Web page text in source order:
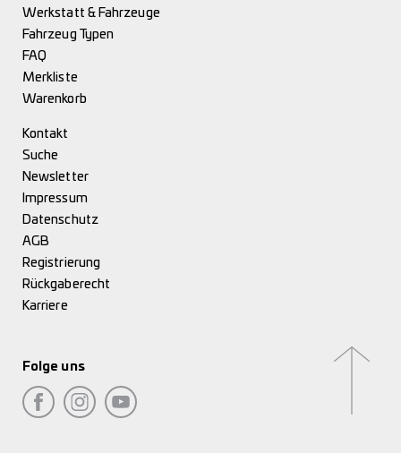
Werkstatt & Fahrzeuge
Fahrzeug Typen
FAQ
Merkliste
Warenkorb
Kontakt
Suche
Newsletter
Impressum
Datenschutz
AGB
Registrierung
Rückgaberecht
Karriere
Folge uns